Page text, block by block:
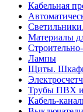
Кабельная
Материалы
Лампы
Щиты.
Трубы ПВХ
Кабель-